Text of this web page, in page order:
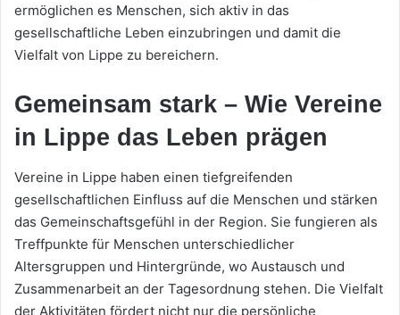
ermöglichen es Menschen, sich aktiv in das
gesellschaftliche Leben einzubringen und damit die
Vielfalt von Lippe zu bereichern.
Gemeinsam stark – Wie Vereine
in Lippe das Leben prägen
Vereine in Lippe haben einen tiefgreifenden
gesellschaftlichen Einfluss auf die Menschen und stärken
das Gemeinschaftsgefühl in der Region. Sie fungieren als
Treffpunkte für Menschen unterschiedlicher
Altersgruppen und Hintergründe, wo Austausch und
Zusammenarbeit an der Tagesordnung stehen. Die Vielfalt
der Aktivitäten fördert nicht nur die persönliche